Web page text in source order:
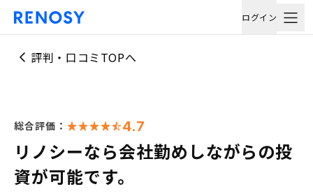
ログイン
評判・口コミTOPへ
総合評価： 4.7
リノシーなら会社勤めしながらの投
資が可能です。